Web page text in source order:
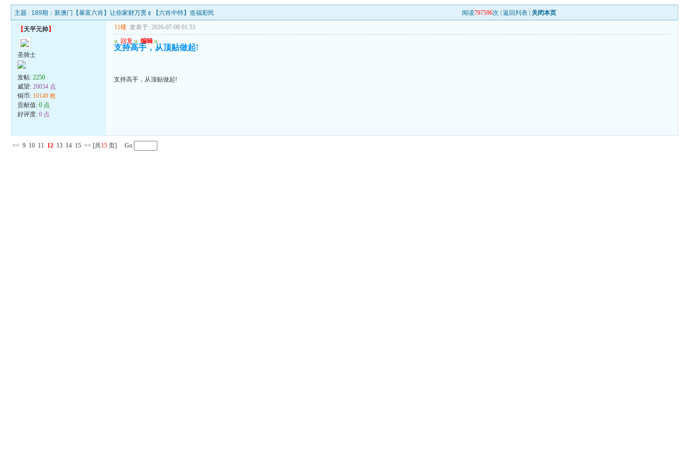
主题 : 189期：新澳门【暴富六肖】让你家财万贯￠【六肖中特】造福彩民 阅读797596次 |返回列表 关闭本页
【天平元帅】
圣骑士
发帖:2250
威望:20034 点
铜币: 10149 枚
贡献值:0 点
好评度:0 点
11楼 发表于: 2026-07-08 01:53
u 回复 u 编辑 u
支持高手，从顶贴做起!
支持高手，从顶贴做起!
<< 9 10 11 12 13 14 15 >> [共15 页] Go